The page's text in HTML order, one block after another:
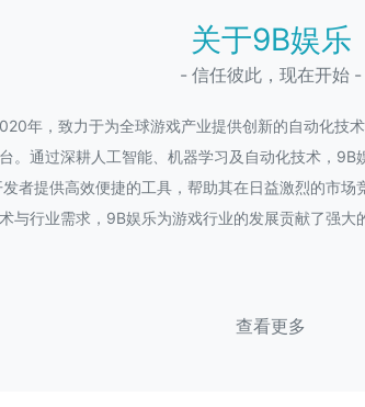
关于9B娱乐
- 信任彼此，现在开始 -
年，致力于为全球游戏产业提供创新的自动化
。通过深耕人工智能、机器学习及自动化技术，
者提供高效便捷的工具，帮助其在日益激烈的市
与行业需求，9B娱乐为游戏行业的发展贡献了强
查看更多